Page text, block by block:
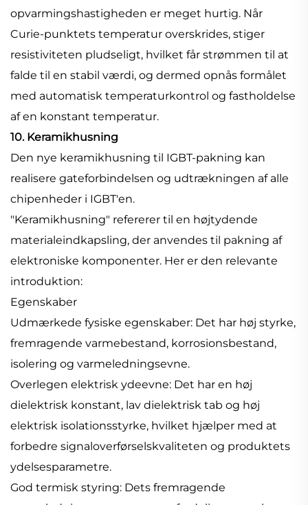
opvarmingshastigheden er meget hurtig. Når
Curie-punktets temperatur overskrides, stiger
resistiviteten pludseligt, hvilket får strømmen til at
falde til en stabil værdi, og dermed opnås formålet
med automatisk temperaturkontrol og fastholdelse
af en konstant temperatur.
10. Keramikhusning
Den nye keramikhusning til IGBT-pakning kan
realisere gateforbindelsen og udtrækningen af alle
chipenheder i IGBT'en.
"Keramikhusning" refererer til en højtydende
materialeindkapsling, der anvendes til pakning af
elektroniske komponenter. Her er den relevante
introduktion:
Egenskaber
Udmærkede fysiske egenskaber: Det har høj styrke,
fremragende varmebestand, korrosionsbestand,
isolering og varmeledningsevne.
Overlegen elektrisk ydeevne: Det har en høj
dielektrisk konstant, lav dielektrisk tab og høj
elektrisk isolationsstyrke, hvilket hjælper med at
forbedre signaloverførselskvaliteten og produktets
ydelsesparametre.
God termisk styring: Dets fremragende